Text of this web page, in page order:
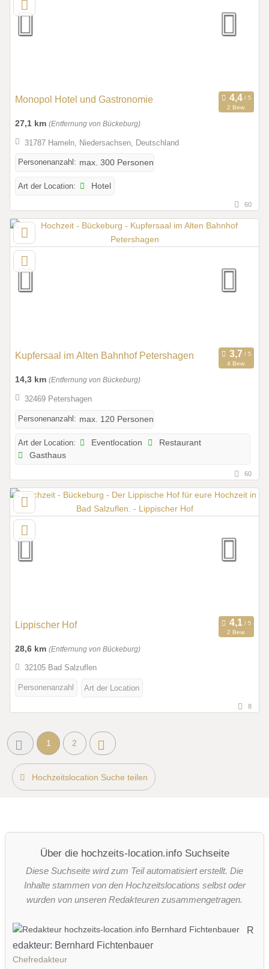
Monopol Hotel und Gastronomie
2 Bew.
27,1 km (Entfernung von Bückeburg)
31787 Hameln, Niedersachsen, Deutschland
Personenanzahl: max. 300 Personen
Art der Location: Hotel
60
Kupfersaal im Alten Bahnhof Petershagen
4 Bew.
14,3 km (Entfernung von Bückeburg)
32469 Petershagen
Personenanzahl: max. 120 Personen
Art der Location: Eventlocation
Restaurant
Gasthaus
60
Lippischer Hof
2 Bew.
28,6 km (Entfernung von Bückeburg)
32105 Bad Salzuflen
Personenanzahl Art der Location
8
1 2
Hochzeitslocation Suche teilen
Über die hochzeits-location.info Suchseite
Diese Suchseite wird zum Teil automatisiert erstellt. Die
Inhalte stammen von den Hochzeitslocations selbst oder
wurden von unseren Redakteuren zusammengetragen.
R
edakteur: Bernhard Fichtenbauer
Chefredakteur